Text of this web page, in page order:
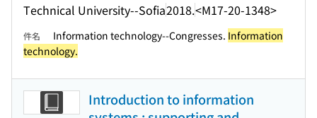
Technical University--Sofia2018.<M17-20-1348>
件名 Information technology--Congresses. Information
technology.
Introduction to information